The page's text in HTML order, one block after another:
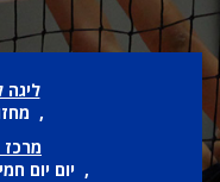
ליגה
, מחזור 12,
מרכז
, יום יום חמישי, 29/01/